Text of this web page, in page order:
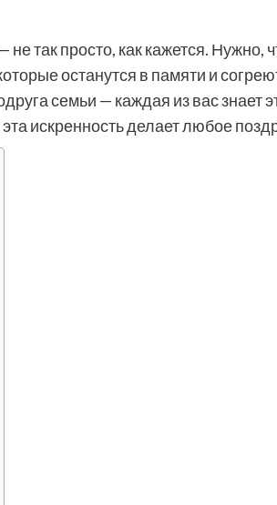
не так просто, как кажется. Нужно,
останутся в памяти и
семьи — каждая из вас знает
искренность делает любое